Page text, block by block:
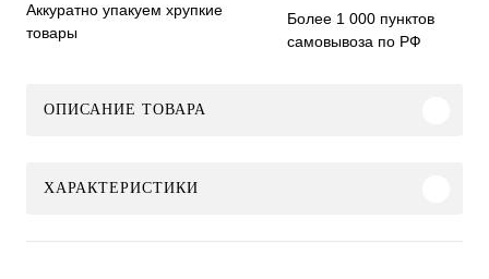
Аккуратно упакуем хрупкие
товары
Более 1 000 пунктов
самовывоза по РФ
ОПИСАНИЕ ТОВАРА
ХАРАКТЕРИСТИКИ